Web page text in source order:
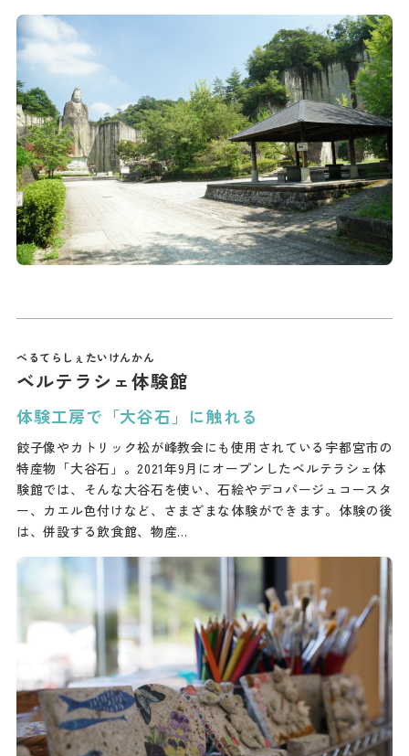
ベルテラシェ体験館
体験工房で「大谷石」に触れる
餃子像やカトリック松が峰教会にも使用されている宇都宮市の
特産物「大谷石」。2021年9月にオープンしたベルテラシェ体
験館では、そんな大谷石を使い、石絵やデコパージュコースタ
ー、カエル色付けなど、さまざまな体験ができます。体験の後
は、併設する飲食館、物産…